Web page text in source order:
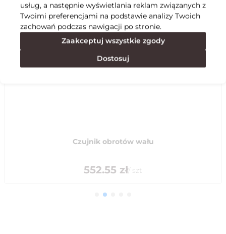
Polecane
Czujnik obrotów wału
552.55 zł/ szt
usług, a następnie wyświetlania reklam związanych z
Twoimi preferencjami na podstawie analizy Twoich
zachowań podczas nawigacji po stronie.
Zaakceptuj wszystkie zgody
Dostosuj